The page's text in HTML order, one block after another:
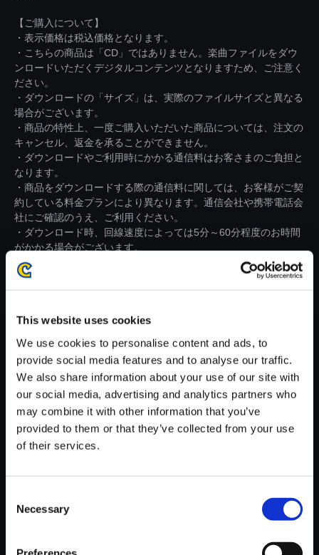
This website uses cookies
We use cookies to personalise content and ads, to
provide social media features and to analyse our traffic.
We also share information about your use of our site with
our social media, advertising and analytics partners who
may combine it with other information that you’ve
provided to them or that they’ve collected from your use
of their services.
Selection
Necessary
【ご購入について】
・表示価格は税込価格となります。
・こちらの商品は「CD」ではありません。楽曲ファイルをダウ
ンロードいただくデジタルコンテンツとなりますため、ご注意く
ださい。
・ダウンロードの「サイズ」は、実際のファイルサイズと異なる
場合がございます。
・商品の特性上、一度ご購入いただいた商品については、注文の
キャンセル、返金を承ることができません。
・ダウンロードやご利用時にかかる通信料はお客さまのご負担と
なります。
・商品をダウンロードする際の通信料に関しては、お客様がご契
約している料金プランにより異なります。通信会社や携帯電話会
社にご確認のうえ、ご利用ください。
・ダウンロード時、回線速度によっては5分～60分程度のお時間
がかかる場合がございます。
※ご購入いただいたファイルのダウンロードの際には、通信環境
が安定しているWifi環境でお試しください。
【単曲】バイオハザード 6 オリ
ジナル・サウンドトラック Res
ults （Extra Content）